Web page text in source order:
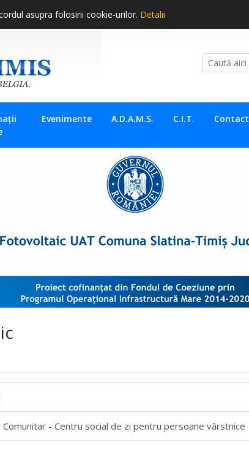
Evenimente A.D.A.M.S. C.I.T. Contact
- Centru social de zi pentru persoane vârstnice
asupra folosirii cookie-urilor. Detalii